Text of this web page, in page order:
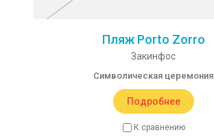
Пляж Porto Zorro
Закинфос
Символическая церемония
Подробнее
К сравнению